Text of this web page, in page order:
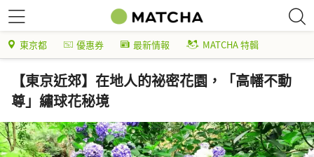
東京都 優惠券 最新情報 MATCHA 特輯
【東京近郊】在地人的祕密花園，「高幡不動
尊」繡球花秘境